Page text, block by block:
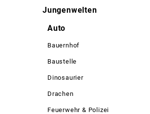
Jungenwelten
Auto
Bauernhof
Baustelle
Dinosaurier
Drachen
Feuerwehr & Polizei